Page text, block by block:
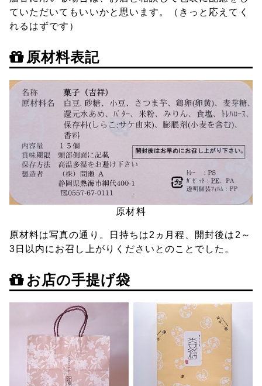
ていただいてもいいかと思います。（きっと応えてく
れるはずです）
原材料表記
原材料
原材料は写真の通り。日持ちは2ヵ月程、開封後は2～
3日以内にお召し上がりくださいとのことでした。
お店の手提げ袋